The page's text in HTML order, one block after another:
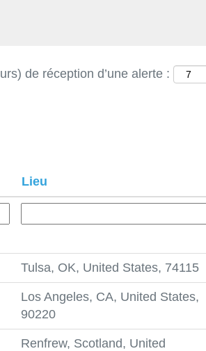
de réception d’une alerte :
Lieu
Tulsa, OK, United States, 74115
Los Angeles, CA, United States,
90220
Renfrew, Scotland, United